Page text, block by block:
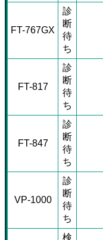
FT-767GX
診
断
待
ち
FT-817
診
断
待
ち
FT-847
診
断
待
ち
VP-1000
診
断
待
ち
検